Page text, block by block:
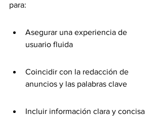
para:
Asegurar una experiencia de
usuario fluida
Coincidir con la redacción de
anuncios y las palabras clave
Incluir información clara y concisa